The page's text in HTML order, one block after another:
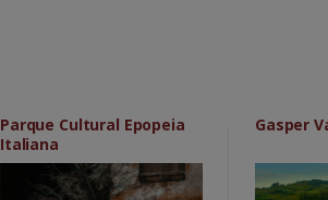
Parque Cultural Epopeia
Italiana
Gasper